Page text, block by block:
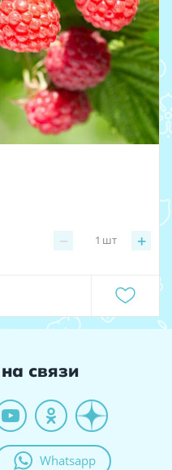
− +
1 шт
связи
Whatsapp